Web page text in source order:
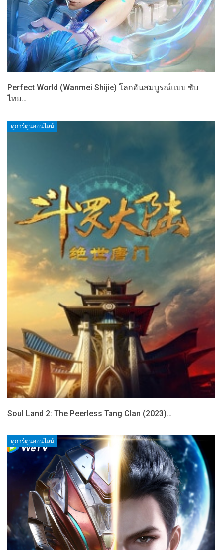
Perfect World (Wanmei Shijie) โลกอันสมบูรณ์แบบ ซับ
ไทย…
ดูการ์ตูนออนไลน์
Soul Land 2: The Peerless Tang Clan (2023)…
ดูการ์ตูนออนไลน์